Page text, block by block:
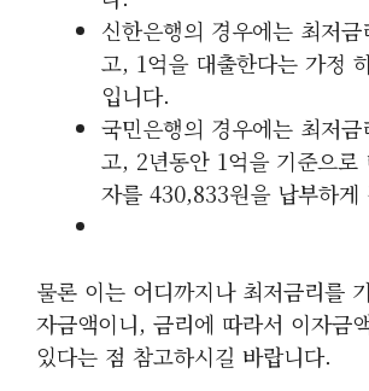
신한은행의 경우에는 최저
고, 1억을 대출한다는 가정
입니다.
국민은행의 경우에는 최저
고, 2년동안 1억을 기준으로
자를 430,833원을 납부하게
물론 이는 어디까지나 최저금리를
자금액이니, 금리에 따라서 이자금
있다는 점 참고하시길 바랍니다.